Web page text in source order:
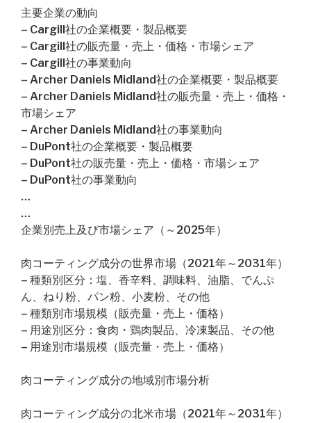
主要企業の動向
– Cargill社の企業概要・製品概要
– Cargill社の販売量・売上・価格・市場シェア
– Cargill社の事業動向
– Archer Daniels Midland社の企業概要・製品概要
– Archer Daniels Midland社の販売量・売上・価格・
市場シェア
– Archer Daniels Midland社の事業動向
– DuPont社の企業概要・製品概要
– DuPont社の販売量・売上・価格・市場シェア
– DuPont社の事業動向
…
…
企業別売上及び市場シェア（～2025年）
肉コーティング成分の世界市場（2021年～2031年）
– 種類別区分：塩、香辛料、調味料、油脂、でんぷ
ん、ねり粉、パン粉、小麦粉、その他
– 種類別市場規模（販売量・売上・価格）
– 用途別区分：食肉・鶏肉製品、冷凍製品、その他
– 用途別市場規模（販売量・売上・価格）
肉コーティング成分の地域別市場分析
肉コーティング成分の北米市場（2021年～2031年）